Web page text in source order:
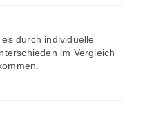
durch individuelle
im Vergleich